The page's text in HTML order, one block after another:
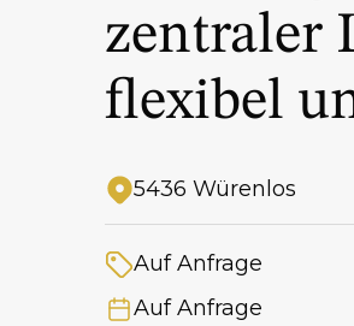
zentraler
flexibel
Adresse
5436 Würenlos
PreisAuf Anfrage
Auf Anfrage